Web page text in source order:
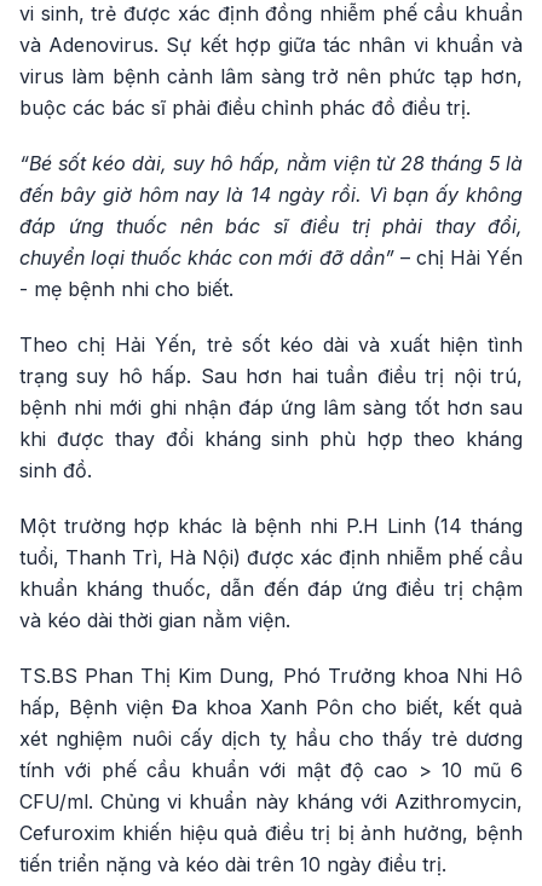
vi sinh, trẻ được xác định đồng nhiễm phế cầu khuẩn
và Adenovirus. Sự kết hợp giữa tác nhân vi khuẩn và
virus làm bệnh cảnh lâm sàng trở nên phức tạp hơn,
buộc các bác sĩ phải điều chỉnh phác đồ điều trị.
“Bé sốt kéo dài, suy hô hấp, nằm viện từ 28 tháng 5 là
đến bây giờ hôm nay là 14 ngày rồi. Vì bạn ấy không
đáp ứng thuốc nên bác sĩ điều trị phải thay đổi,
chuyển loại thuốc khác con mới đỡ dần”– chị Hải Yến
- mẹ bệnh nhi cho biết.
Theo chị Hải Yến, trẻ sốt kéo dài và xuất hiện tình
trạng suy hô hấp. Sau hơn hai tuần điều trị nội trú,
bệnh nhi mới ghi nhận đáp ứng lâm sàng tốt hơn sau
khi được thay đổi kháng sinh phù hợp theo kháng
sinh đồ.
Một trường hợp khác là bệnh nhi P.H Linh (14 tháng
tuổi, Thanh Trì, Hà Nội) được xác định nhiễm phế cầu
khuẩn kháng thuốc, dẫn đến đáp ứng điều trị chậm
và kéo dài thời gian nằm viện.
TS.BS Phan Thị Kim Dung, Phó Trưởng khoa Nhi Hô
hấp, Bệnh viện Đa khoa Xanh Pôn cho biết, kết quả
xét nghiệm nuôi cấy dịch tỵ hầu cho thấy trẻ dương
tính với phế cầu khuẩn với mật độ cao > 10 mũ 6
CFU/ml. Chủng vi khuẩn này kháng với Azithromycin,
Cefuroxim khiến hiệu quả điều trị bị ảnh hưởng, bệnh
tiến triển nặng và kéo dài trên 10 ngày điều trị.